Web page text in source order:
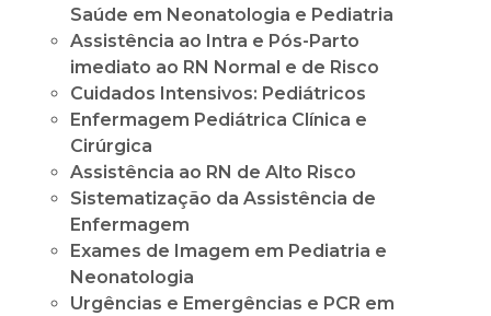
Saúde em Neonatologia e Pediatria
Assistência ao Intra e Pós-Parto
imediato ao RN Normal e de Risco
Cuidados Intensivos: Pediátricos
Enfermagem Pediátrica Clínica e
Cirúrgica
Assistência ao RN de Alto Risco
Sistematização da Assistência de
Enfermagem
Exames de Imagem em Pediatria e
Neonatologia
Urgências e Emergências e PCR em